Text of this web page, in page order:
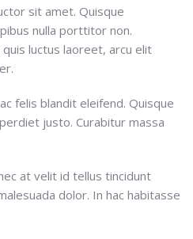
sit amet. Quisque
nulla porttitor non.
luctus laoreet, arcu elit
felis blandit eleifend. Quisque
justo. Curabitur massa
at velit id tellus tincidunt
dolor. In hac habitasse